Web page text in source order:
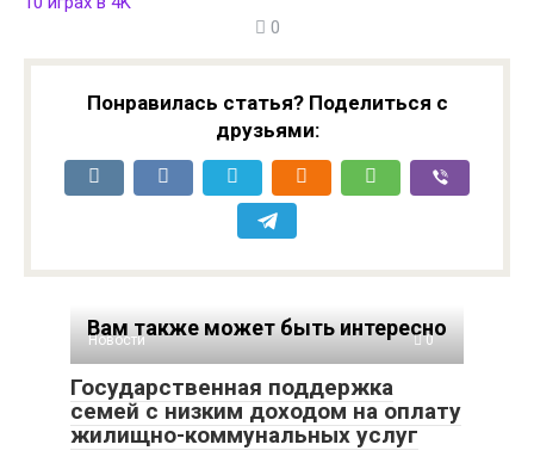
0
Понравилась статья? Поделиться с
друзьями:
Вам также может быть интересно
Новости 0
Государственная поддержка
семей с низким доходом на оплату
жилищно-коммунальных услуг